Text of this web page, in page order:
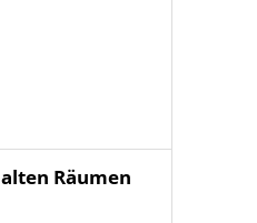
Räumen